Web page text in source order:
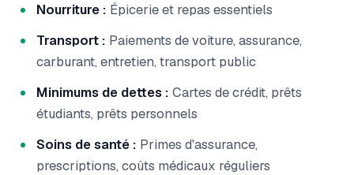
Nourriture : Épicerie et repas essentiels
Transport : Paiements de voiture, assurance,
carburant, entretien, transport public
Minimums de dettes : Cartes de crédit, prêts
étudiants, prêts personnels
Soins de santé : Primes d'assurance,
prescriptions, coûts médicaux réguliers